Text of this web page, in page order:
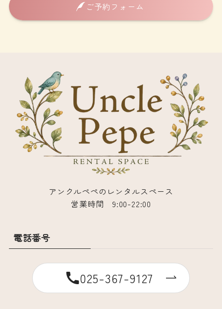
ご予約フォーム
アンクルペペのレンタルスペース
営業時間 9:00-22:00
電話番号
025-367-9127